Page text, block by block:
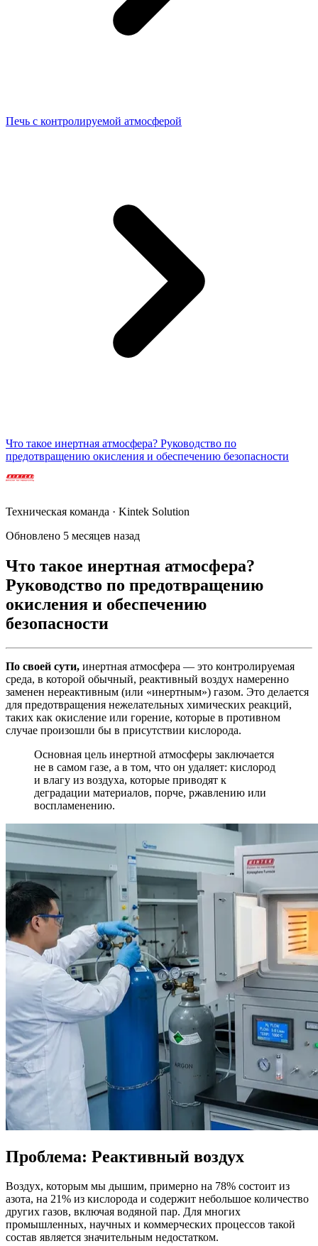
Печь с контролируемой атмосферой
Что такое инертная атмосфера? Руководство по
предотвращению окисления и обеспечению безопасности
Техническая команда · Kintek Solution
Обновлено 5 месяцев назад
Что такое инертная атмосфера?
Руководство по предотвращению
окисления и обеспечению
безопасности
По своей сути, инертная атмосфера — это контролируемая
среда, в которой обычный, реактивный воздух намеренно
заменен нереактивным (или «инертным») газом. Это делается
для предотвращения нежелательных химических реакций,
таких как окисление или горение, которые в противном
случае произошли бы в присутствии кислорода.
Основная цель инертной атмосферы заключается
не в самом газе, а в том, что он удаляет: кислород
и влагу из воздуха, которые приводят к
деградации материалов, порче, ржавлению или
воспламенению.
Проблема: Реактивный воздух
Воздух, которым мы дышим, примерно на 78% состоит из
азота, на 21% из кислорода и содержит небольшое количество
других газов, включая водяной пар. Для многих
промышленных, научных и коммерческих процессов такой
состав является значительным недостатком.